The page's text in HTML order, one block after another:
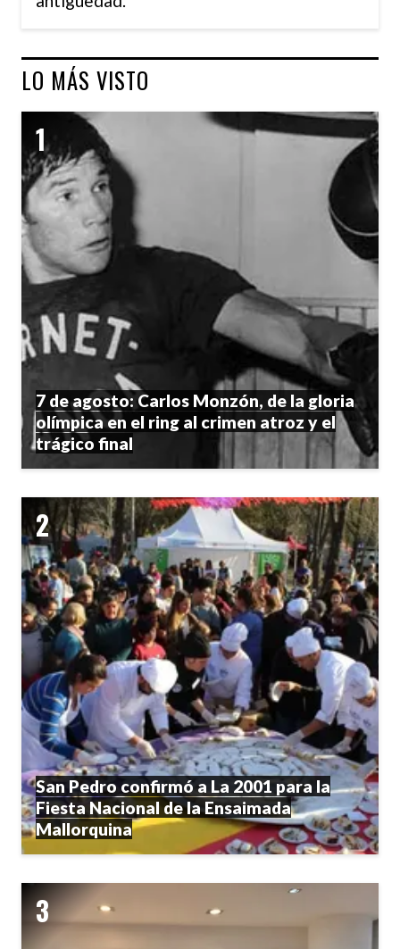
LO MÁS VISTO
7 de agosto: Carlos Monzón, de la gloria
olímpica en el ring al crimen atroz y el
trágico final
San Pedro confirmó a La 2001 para la
Fiesta Nacional de la Ensaimada
Mallorquina